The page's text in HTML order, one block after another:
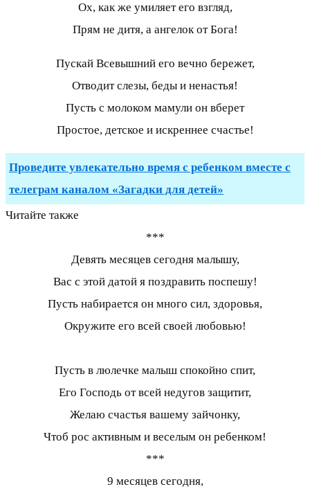
Ох, как же умиляет его взгляд,
Прям не дитя, а ангелок от Бога!
Пускай Всевышний его вечно бережет,
Отводит слезы, беды и ненастья!
Пусть с молоком мамули он вберет
Простое, детское и искреннее счастье!
Проведите увлекательно время с ребенком вместе с
телеграм каналом «Загадки для детей»
Читайте также
***
Девять месяцев сегодня малышу,
Вас с этой датой я поздравить поспешу!
Пусть набирается он много сил, здоровья,
Окружите его всей своей любовью!
Пусть в люлечке малыш спокойно спит,
Его Господь от всей недугов защитит,
Желаю счастья вашему зайчонку,
Чтоб рос активным и веселым он ребенком!
***
9 месяцев сегодня,